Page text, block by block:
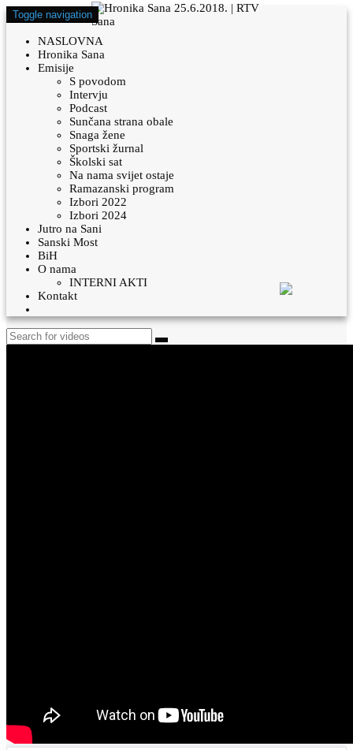
Toggle navigation
NASLOVNA
Hronika Sana
Emisije
S povodom
Intervju
Podcast
Sunčana strana obale
Snaga žene
Sportski žurnal
Školski sat
Na nama svijet ostaje
Ramazanski program
Izbori 2022
Izbori 2024
Jutro na Sani
Sanski Most
BiH
O nama
INTERNI AKTI
Kontakt